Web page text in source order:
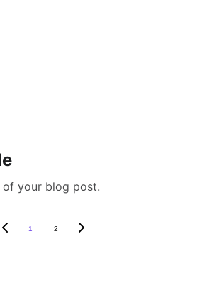
your blog post.
1 2